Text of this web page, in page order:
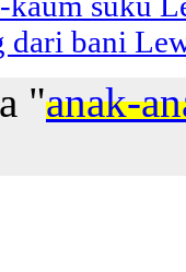
dari bani
"anak-